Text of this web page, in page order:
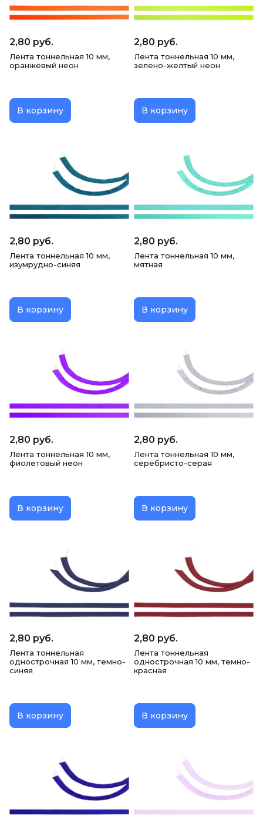
2,80 руб.
Лента тоннельная 10 мм,
оранжевый неон
В корзину
2,80 руб.
Лента тоннельная 10 мм,
зелено-желтый неон
В корзину
2,80 руб.
Лента тоннельная 10 мм,
изумрудно-синяя
В корзину
2,80 руб.
Лента тоннельная 10 мм,
мятная
В корзину
2,80 руб.
Лента тоннельная 10 мм,
фиолетовый неон
В корзину
2,80 руб.
Лента тоннельная 10 мм,
серебристо-серая
В корзину
2,80 руб.
Лента тоннельная
однострочная 10 мм, темно-
синяя
В корзину
2,80 руб.
Лента тоннельная
однострочная 10 мм, темно-
красная
В корзину